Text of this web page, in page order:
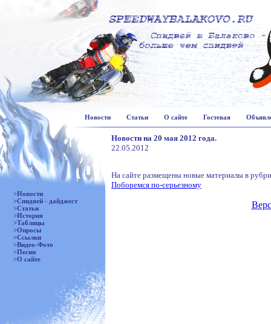
Новости Статьи О сайте Гостевая
>Новости
>Спидвей - дайджест
>Статьи
>История
>Таблицы
>Опросы
>Ссылки
>Видео-Фото
>Песни
>О сайте
Новости на 20 мая 2012 года.
22.05.2012
На сайте размещены новые материалы в
Поборемся по-серьезному